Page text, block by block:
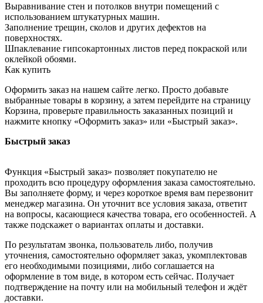
Выравнивание стен и потолков внутри помещений с
использованием штукатурных машин.
Заполнение трещин, сколов и других дефектов на
поверхностях.
Шпаклевание гипсокартонных листов перед покраской или
оклейкой обоями.
Как купить
Оформить заказ на нашем сайте легко. Просто добавьте
выбранные товары в корзину, а затем перейдите на страницу
Корзина, проверьте правильность заказанных позиций и
нажмите кнопку «Оформить заказ» или «Быстрый заказ».
Быстрый заказ
Функция «Быстрый заказ» позволяет покупателю не
проходить всю процедуру оформления заказа самостоятельно.
Вы заполняете форму, и через короткое время вам перезвонит
менеджер магазина. Он уточнит все условия заказа, ответит
на вопросы, касающиеся качества товара, его особенностей. А
также подскажет о вариантах оплаты и доставки.
По результатам звонка, пользователь либо, получив
уточнения, самостоятельно оформляет заказ, укомплектовав
его необходимыми позициями, либо соглашается на
оформление в том виде, в котором есть сейчас. Получает
подтверждение на почту или на мобильный телефон и ждёт
доставки.